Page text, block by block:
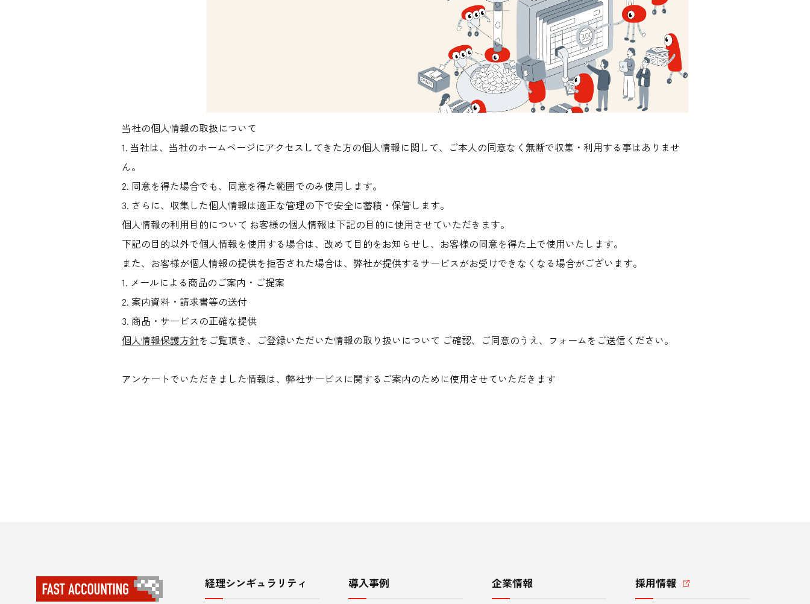
当社の個人情報の取扱について
1. 当社は、当社のホームページにアクセスしてきた方の個人情報に関して、ご本人の同意なく無断で収集・利用する事はありませ
ん。
2. 同意を得た場合でも、同意を得た範囲でのみ使用します。
3. さらに、収集した個人情報は適正な管理の下で安全に蓄積・保管します。
個人情報の利用目的について お客様の個人情報は下記の目的に使用させていただきます。
下記の目的以外で個人情報を使用する場合は、改めて目的をお知らせし、お客様の同意を得た上で使用いたします。
また、お客様が個人情報の提供を拒否された場合は、弊社が提供するサービスがお受けできなくなる場合がございます。
1. メールによる商品のご案内・ご提案
2. 案内資料・請求書等の送付
3. 商品・サービスの正確な提供
個人情報保護方針をご覧頂き、ご登録いただいた情報の取り扱いについて ご確認、ご同意のうえ、フォームをご送信ください。
アンケートでいただきました情報は、弊社サービスに関するご案内のために使用させていただきます
サ
経理シンギュラリティ 導入事例 企業情報 採用情報